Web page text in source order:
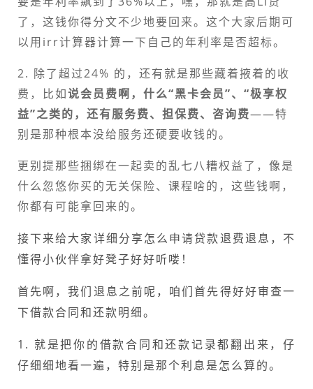
了，这钱你得分文不少地要回来。这个大家后期可
以用irr计算器计算一下自己的年利率是否超标。
2. 除了超过24% 的，还有就是那些藏着掖着的收
费，比如说会员费啊，什么“黑卡会员”、“极享权
益”之类的，还有服务费、担保费、咨询费——特
别是那种根本没给服务还硬要收钱的。
更别提那些捆绑在一起卖的乱七八糟权益了，像是
什么忽悠你买的无关保险、课程啥的，这些钱啊，
你都有可能拿回来的。
接下来给大家详细分享怎么申请贷款退费退息，不
懂得小伙伴拿好凳子好好听喽！
首先啊，我们退息之前呢，咱们首先得好好审查一
下借款合同和还款明细。
1. 就是把你的借款合同和还款记录都翻出来，仔
仔细细地看一遍，特别是那个利息是怎么算的。